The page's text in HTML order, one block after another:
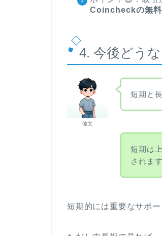
Coincheckの無料
4. 今後どう
健太
短期と
短期は
されます
短期的には重要なサポ